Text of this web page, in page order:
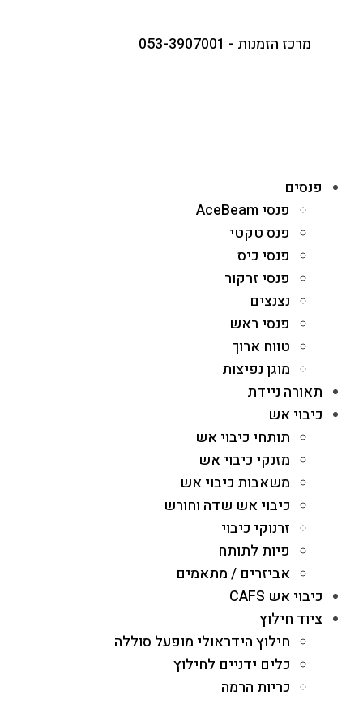
מרכז הזמנות - 053-3907001
פנסים
פנסי AceBeam
פנס טקטי
פנסי כיס
פנסי זרקור
נצנצים
פנסי ראש
טווח ארוך
מוגן נפיצות
תאורה ניידת
כיבוי אש
תותחי כיבוי אש
מזנקי כיבוי אש
משאבות כיבוי אש
כיבוי אש שדה וחורש
זרנוקי כיבוי
פיות לתותח
אביזרים / מתאמים
כיבוי אש CAFS
ציוד חילוץ
חילוץ הידראולי מופעל סוללה
כלים ידניים לחילוץ
כריות הרמה